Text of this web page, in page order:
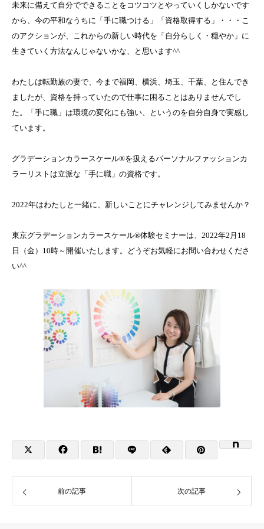
未来に備えて自分でできることをコツコツとやっていくしかないです
から、今の平和なうちに「手に職つける」「資格取得する」・・・こ
のアクションが、これからの新しい時代を「自分らしく・穏やか」に
生きていく方法なんじゃないかな、と思います^^
わたしは転勤族の妻で、今まで福岡、横浜、埼玉、千葉、と住んでき
ましたが、資格を持っていたので仕事に困ることはありませんでし
た。「手に職」は環境の変化にも強い、というのを自分自身で実感し
ています。
グラデーションカラースケール®を扱えるパーソナルファッションカ
ラーリストは立派な「手に職」の資格です。
2022年はわたしと一緒に、新しいことにチャレンジしてみませんか？
東京グラデーションカラースケール®体験セミナーは、2022年2月18
日（金）10時～開催いたします。どうぞお気軽にお問い合わせくださ
い^^
前の記事 次の記事